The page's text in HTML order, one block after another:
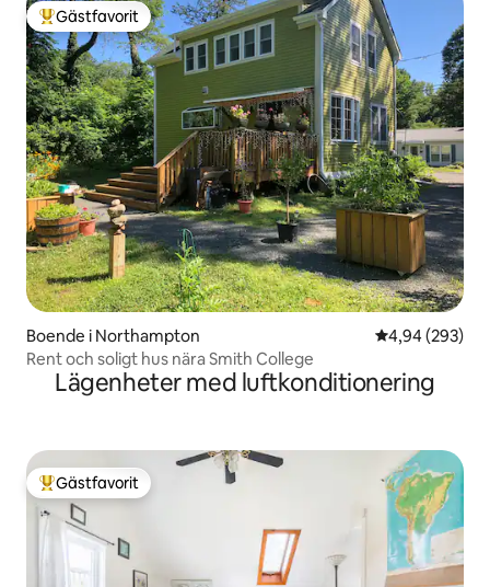
Populär gästfavorit
Gästfavorit
Boende i Northampton 4,94 av 5 i
4,94 (293)
Rent och soligt hus nära Smith College
Lägenheter med luftkonditionering
Populär gästfavorit
Gästfavorit